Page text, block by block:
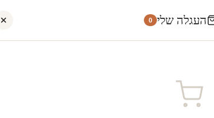
לקוחות עסקיים
העגלה שלי 0